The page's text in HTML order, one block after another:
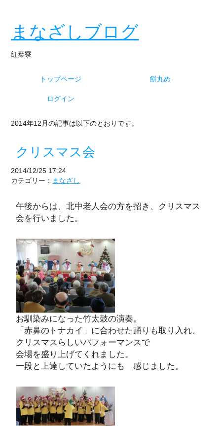
まなざしブログ
紅葉寮
トップページ 餅丸め
ログイン
2014年12月の記事は以下のとおりです。
クリスマス会
2014/12/25 17:24
カテゴリー： まなざし
午後からは、北中老人会の方を招き、クリスマス
会を行いました。
お馴染みになった竹太鼓の演奏。
「赤鼻のトナカイ」に合わせた踊りも取り入れ、
クリスマスらしいパフォーマンスで
会場を盛り上げてくれました。
一段と上達していたようにも 感じました。